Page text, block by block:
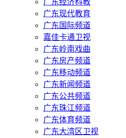
广东经济科教
广东现代教育
广东国际频道
嘉佳卡通卫视
广东岭南戏曲
广东房产频道
广东移动频道
广东新闻频道
广东公共频道
广东珠江频道
广东体育频道
广东大湾区卫视